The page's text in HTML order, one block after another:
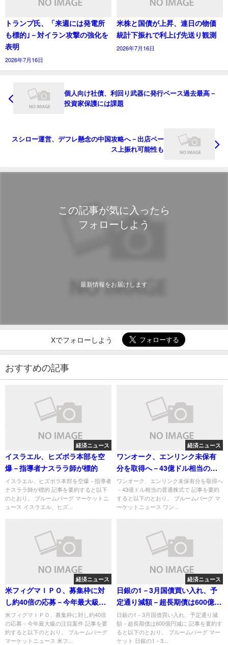
トランプ氏、「来週には発電所
も標的｣－対イラン攻撃の強化を
表明
2026年7月16日
米株と国債が上昇、連日の物価
統計下振れで利上げ先送り観測
2026年7月16日
個人向け社債、利回り武器に発行ペース過去最高－
投資家保護には課題
スシロー運営、デフレ懸念の中国攻略へ－出店ペー
ス上振れ可能性も
この記事が気に入ったら
フォローしよう
最新情報をお届けします
Xでフォローしよう
おすすめの記事
経済ニュース
イスラエル、ヒズボラ本部を空
爆－指導者ナスララ師が標的
イスラエル、ヒズボラ本部を空爆－指導者
ナスララ師が標的 記事を要約すると以下
のとおり。 ブルームバーグ マーケットニ
ュース イスラエル、ヒズ...
経済ニュース
ワンオーク、エンリンク未保有
分を取得へ－43億ドル相当の普
通株式で
ワンオーク、エンリンク未保有分を取得へ
－43億ドル相当の普通株式で 記事を要約
すると以下のとおり。 ブルームバーグ マ
ーケットニュース ワン...
経済ニュース
米フィグマＩＰＯ、募集枠に対
し約40倍の応募－今年最大級の
注目案件
米フィグマＩＰＯ、募集枠に対し約40倍
の応募－今年最大級の注目案件 記事を要
約すると以下のとおり。 ブルームバーグ
マーケットニュース 米フ...
経済ニュース
日銀の1－3月国債買い入れ、予
定通り減額－超長期債は600億円
減に
日銀の1－3月国債買い入れ、予定通り減
額－超長期債は600億円減に 記事を要約す
ると以下のとおり。 ブルームバーグ マー
ケット 日銀の1－3...